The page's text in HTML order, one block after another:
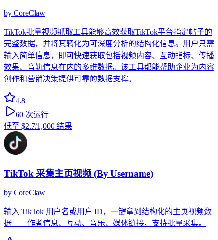
by CoreClaw
TikTok批量视频抓取工具能够高效获取TikTok平台指定帖子的
完整数据，并将其转化为可深度分析的结构化信息。用户只需
输入简单信息，即可快速获取包括视频内容、互动指标、传播
效果、音轨信息在内的多维数据。该工具都能帮助企业为内容
创作和营销决策提供可靠的数据支撑。
4.8
60 次运行
低至 $2.7/1,000 结果
TikTok 采集主页视频 (By Username)
by CoreClaw
输入 TikTok 用户名或用户 ID，一键拿到结构化的主页视频数
据——作者信息、互动、音乐、媒体链接，支持批量采集。